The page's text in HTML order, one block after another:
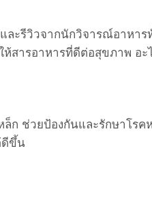
และรีวิวจากนักวิจารณ์อาห
สารอาหารที่ดีต่อสุขภาพ อะ
ช่วยป้องกันและรักษาโรค
ดีขึ้น